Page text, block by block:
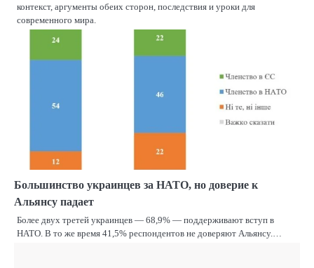
контекст, аргументы обеих сторон, последствия и уроки для
современного мира.
Большинство украинцев за НАТО, но доверие к
Альянсу падает
Более двух третей украинцев — 68,9% — поддерживают вступ в
НАТО. В то же время 41,5% респондентов не доверяют Альянсу.…